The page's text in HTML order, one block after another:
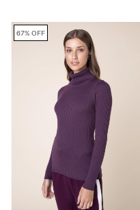
67% OFF